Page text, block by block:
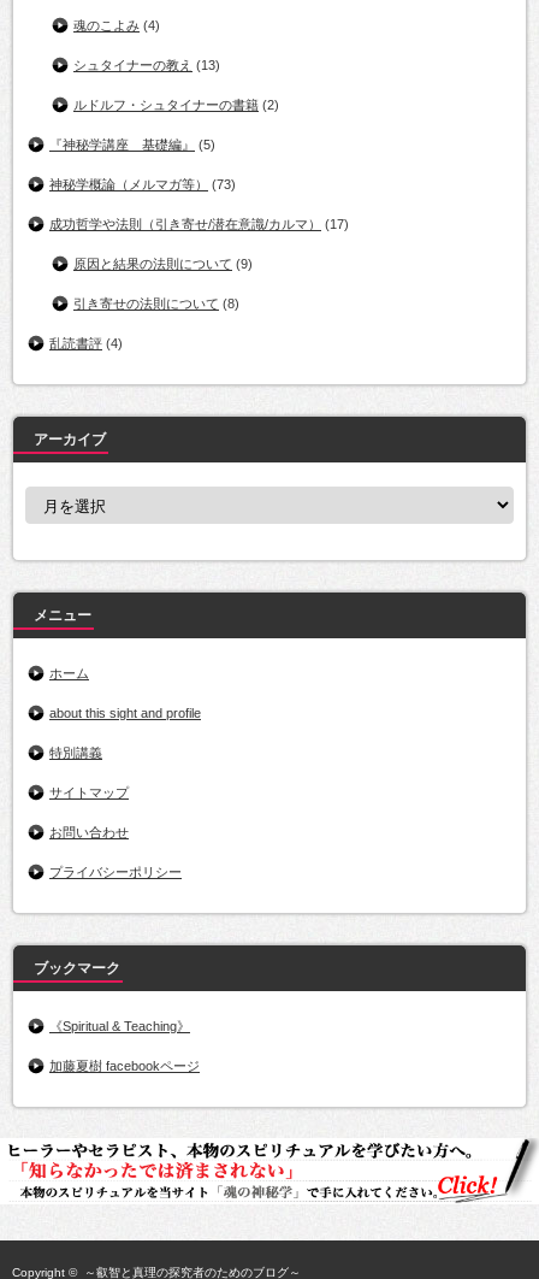
魂のこよみ (4)
シュタイナーの教え (13)
ルドルフ・シュタイナーの書籍 (2)
『神秘学講座 基礎編』 (5)
神秘学概論（メルマガ等） (73)
成功哲学や法則（引き寄せ/潜在意識/カルマ） (17)
原因と結果の法則について (9)
引き寄せの法則について (8)
乱読書評 (4)
アーカイブ
ア
ブ
メニュー
ホーム
about this sight and profile
特別講義
サイトマップ
お問い合わせ
プライバシーポリシー
ブックマーク
《Spiritual & Teaching》
加藤夏樹 facebookページ
Copyright © ～叡智と真理の探究者のためのブログ～